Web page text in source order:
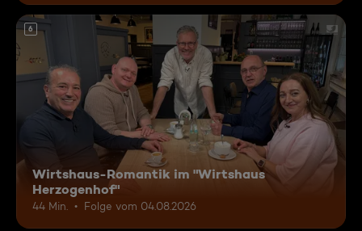
6
Wirtshaus-Romantik im "Wirtshaus
Herzogenhof"
44 Min. Folge vom 04.08.2026